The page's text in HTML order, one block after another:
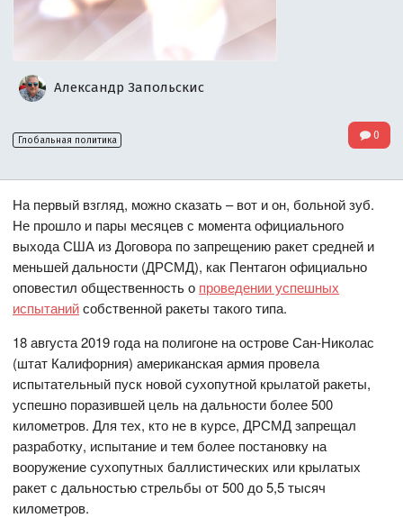
Александр Запольскис
Глобальная политика 0
На первый взгляд, можно сказать – вот и он, больной зуб.
Не прошло и пары месяцев с момента официального
выхода США из Договора по запрещению ракет средней и
меньшей дальности (ДРСМД), как Пентагон официально
оповестил общественность о проведении успешных
испытанийсобственной ракеты такого типа.
18 августа 2019 года на полигоне на острове Сан-Николас
(штат Калифорния) американская армия провела
испытательный пуск новой сухопутной крылатой ракеты,
успешно поразившей цель на дальности более 500
километров. Для тех, кто не в курсе, ДРСМД запрещал
разработку, испытание и тем более постановку на
вооружение сухопутных баллистических или крылатых
ракет с дальностью стрельбы от 500 до 5,5 тысяч
километров.